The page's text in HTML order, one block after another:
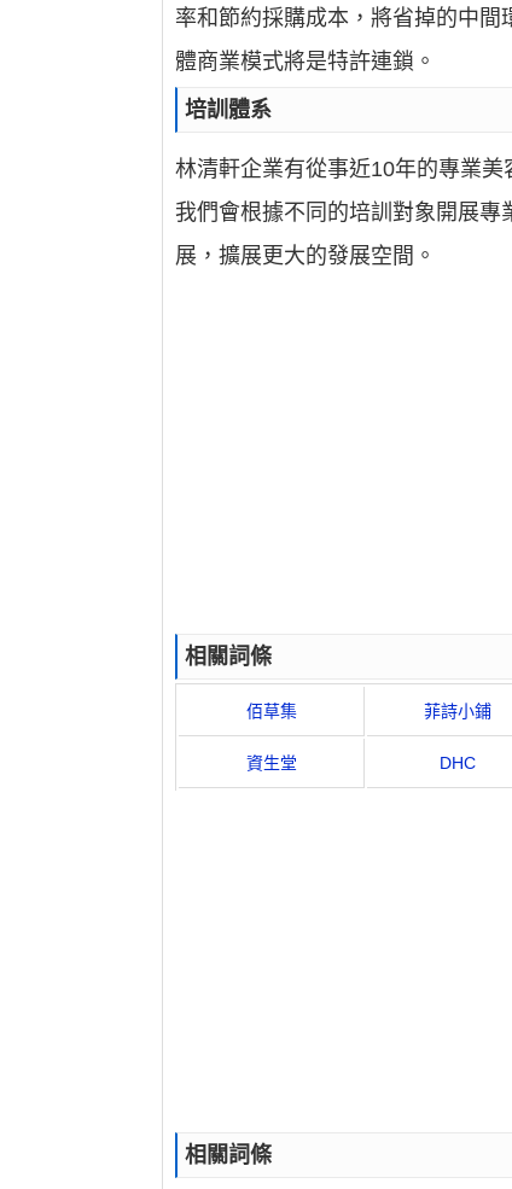
率和節約採購成本，將省掉的中
體商業模式將是特許連鎖。
培訓體系
林清軒企業有從事近10年的專業美
我們會根據不同的培訓對象開展
展，擴展更大的發展空間。
相關詞條
佰草集 菲詩小鋪
資生堂 DHC
相關詞條